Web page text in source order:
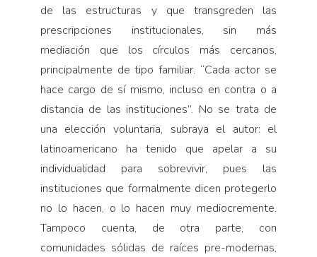
de las estructuras y que transgreden las
prescripciones institucionales, sin más
mediación que los círculos más cercanos,
principalmente de tipo familiar. “Cada actor se
hace cargo de sí mismo, incluso en contra o a
distancia de las instituciones”. No se trata de
una elección voluntaria, subraya el autor: el
latinoamericano ha tenido que apelar a su
individualidad para sobrevivir, pues las
instituciones que formalmente dicen protegerlo
no lo hacen, o lo hacen muy mediocremente.
Tampoco cuenta, de otra parte, con
comunidades sólidas de raíces pre-modernas,